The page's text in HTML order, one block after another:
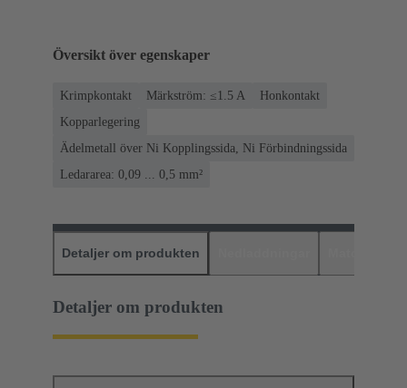
Översikt över egenskaper
Krimpkontakt Märkström: ≤1.5 A
Honkontakt
Kopparlegering
Ädelmetall över Ni Kopplingssida, Ni Förbindningssida
Ledararea: 0,09 ... 0,5 mm²
Detaljer om produkten
Detaljer om produkten